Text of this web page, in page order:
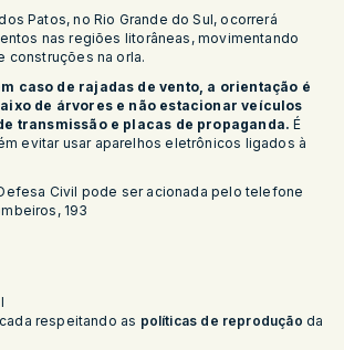
Patos, no Rio Grande do Sul, ocorrerá
nas regiões litorâneas, movimentando
construções na orla.
caso de rajadas de vento, a orientação é
de árvores e não estacionar veículos
transmissão e placas de propaganda. É
evitar usar aparelhos eletrônicos ligados à
Civil pode ser acionada pelo telefone
193
respeitando as políticas de reprodução da